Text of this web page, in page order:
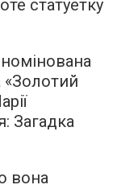
статуетку
«Золотий
Загадка
вона